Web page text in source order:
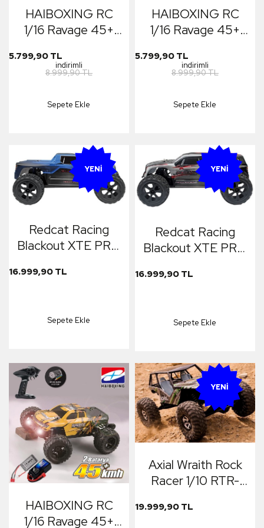
HAIBOXING RC
1/16 Ravage 45+
Uzaktan Kumandalı
RC Model Araba
Brushless Fırçasız
(Mavi) + 1300 mAh
7.4V 2S 30C Lipo
Batarya
5.799,90 TL
indirimli
8.999,90 TL
Sepete Ekle
HAIBOXING RC
1/16 Ravage 45+
Uzaktan Kumandalı
RC Model Araba
Brushless Fırçasız
(Sarı) + 1300 mAh
7.4V 2S 30C Lipo
Batarya
5.799,90 TL
indirimli
8.999,90 TL
Sepete Ekle
YENI
Redcat Racing
Blackout XTE PRO
Elektrikli Arazi Aracı
16.999,90 TL
Sepete Ekle
YENI
Redcat Racing
Blackout XTE PRO
Elektrikli Arazi Aracı
Değildir)
16.999,90 TL
Sepete Ekle
HAIBOXING RC
1/16 Ravage 45+
YENI
Axial Wraith Rock
Racer 1/10 RTR-
Araba Offroad
19.999,90 TL